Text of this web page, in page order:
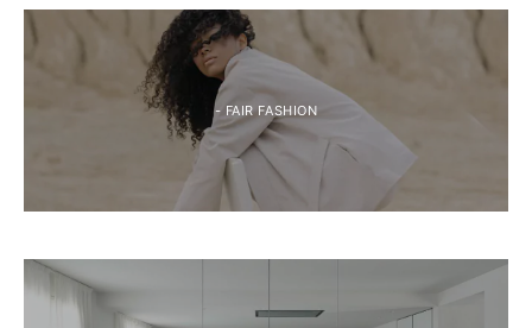
- FAIR FASHION